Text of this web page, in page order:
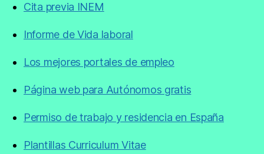
Cita previa INEM
Informe de Vida laboral
Los mejores portales de empleo
Página web para Autónomos gratis
Permiso de trabajo y residencia en España
Plantillas Curriculum Vitae